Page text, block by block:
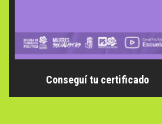
Conseguí tu certificado